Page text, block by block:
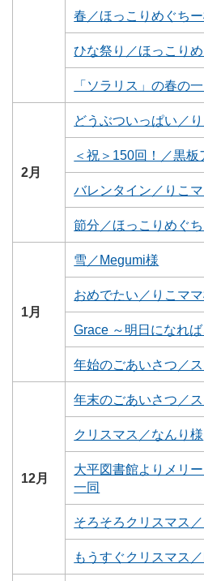
春／ほっこりめぐち
ひな祭り／ほっこり
「ソラリス」の春の
2月
どうぶついっぱい／
＜祝＞150回！／黒板
バレンタイン／りこ
節分／ほっこりめぐ
1月
雪／Megumi様
おめでたい／りこマ
Grace ～明日になれ
年始のごあいさつ／
12月
年末のごあいさつ／
クリスマス／なんり様
大平図書館よりメリ
一同
そろそろクリスマス
もうすぐクリスマス